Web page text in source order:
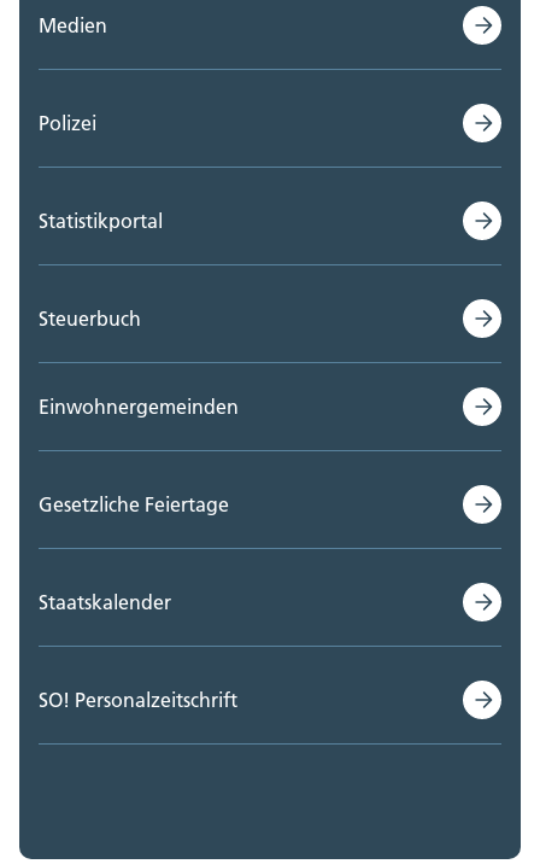
Medien
Polizei
Statistikportal
Steuerbuch
Einwohnergemeinden
Gesetzliche Feiertage
Staatskalender
SO! Personalzeitschrift